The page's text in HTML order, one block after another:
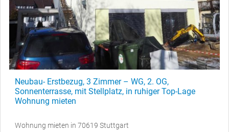
Neubau- Erstbezug, 3 Zimmer – WG, 2. OG,
Sonnenterrasse, mit Stellplatz, in ruhiger Top-Lage
Wohnung mieten
Wohnung mieten in 70619 Stuttgart